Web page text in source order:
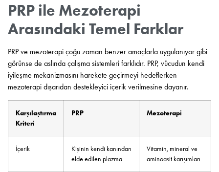
PRP ile Mezoterapi
Arasındaki Temel Farklar
PRP ve mezoterapi çoğu zaman benzer amaçlarla uygulanıyor gibi
görünse de aslında çalışma sistemleri farklıdır. PRP, vücudun kendi
iyileşme mekanizmasını harekete geçirmeyi hedeflerken
mezoterapi dışarıdan destekleyici içerik verilmesine dayanır.
Karşılaştırma
Kriteri
PRP Mezoterapi
İçerik
Kişinin kendi kanından
elde edilen plazma
Vitamin, mineral ve
aminoasit karışımları